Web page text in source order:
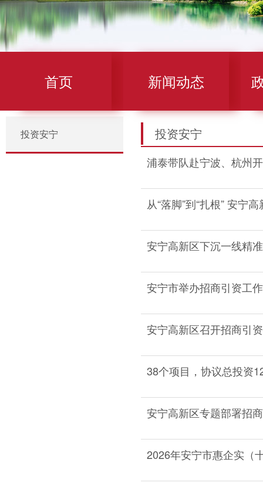
首页 新闻动态
投资安宁 投资安宁
浦泰带队赴宁波、杭州
从“落脚”到“扎根” 安宁
安宁高新区下沉一线精
安宁市举办招商引资工
安宁高新区召开招商引
38个项目，协议总投资
安宁高新区专题部署招
2026年安宁市惠企实（